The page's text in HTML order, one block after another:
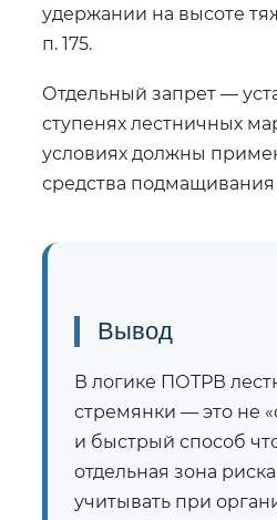
удержании на высоте
п. 175.
Отдельный запрет —
ступенях лестничных
условиях должны
средства подмащивания
Вывод
В логике ПОТРВ
стремянки — это не
и быстрый способ
отдельная зона
учитывать при